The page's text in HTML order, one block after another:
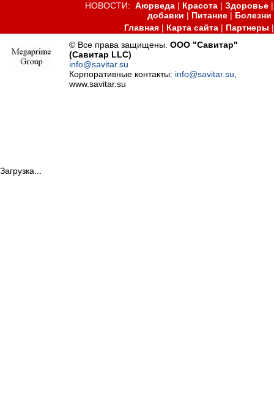
НОВОСТИ:Аюрведа | Красота |Здоровье
добавки | Питание| Болезни
Главная| Карта сайта| Партнеры
© Все права защищены.ООО "Савитар"
(Савитар LLC)
info@savitar.su
Корпоративные контакты: info@savitar.su
www.savitar.su
Загрузка...